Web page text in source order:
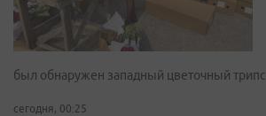
был обнаружен западный цветочный трипс
сегодня, 00:25